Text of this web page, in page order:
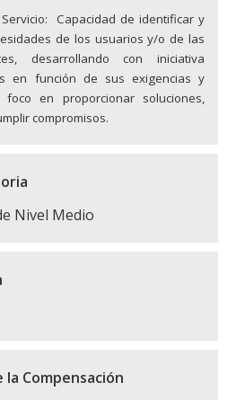
Capacidad de identificar y
de los usuarios y/o de las
desarrollando con iniciativa
en función de sus exigencias y
foco en proporcionar soluciones,
compromisos.
Nivel Medio
la Compensación